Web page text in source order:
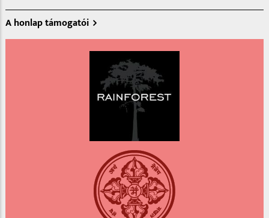
A honlap támogatói